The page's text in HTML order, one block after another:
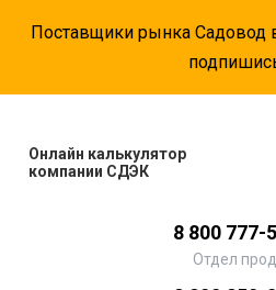
Поставщики рынка Садовод
Онлайн калькулятор
компании СДЭК
8 800 777-
Отдел